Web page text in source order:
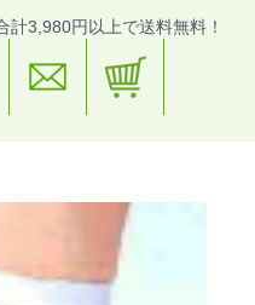
3,980円以上で送料無料！